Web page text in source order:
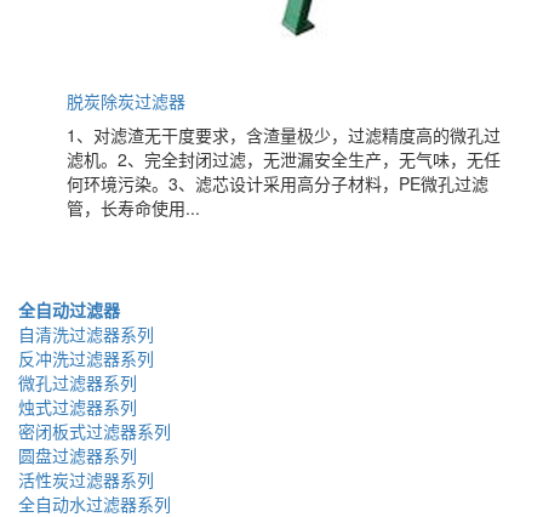
脱炭除炭过滤器
1、对滤渣无干度要求，含渣量极少，过滤精度高的微孔过
滤机。2、完全封闭过滤，无泄漏安全生产，无气味，无任
何环境污染。3、滤芯设计采用高分子材料，PE微孔过滤
管，长寿命使用...
全自动过滤器
自清洗过滤器系列
反冲洗过滤器系列
微孔过滤器系列
烛式过滤器系列
密闭板式过滤器系列
圆盘过滤器系列
活性炭过滤器系列
全自动水过滤器系列